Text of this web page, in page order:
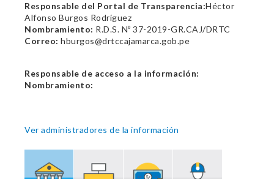
Responsable del Portal de Transparencia:Héctor
Alfonso Burgos Rodríguez
Nombramiento: R.D.S. Nº 37-2019-GR.CAJ/DRTC
Correo: hburgos@drtccajamarca.gob.pe
Responsable de acceso a la información:
Nombramiento:
Ver administradores de la información